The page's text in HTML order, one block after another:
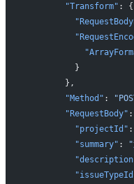
        "Transform"
: {
          }
        },
        "Method"
:
        "RequestBody"
          "projectId"
:
          "summary"
: